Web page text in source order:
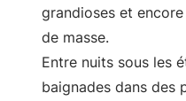
grandioses et
de masse.
Entre nuits sous les
baignades dans des